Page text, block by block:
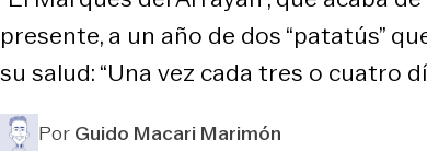
presente, a un año de dos “patatús”
su salud: “Una vez cada tres o cuatro
PorGuido Macari Marimón